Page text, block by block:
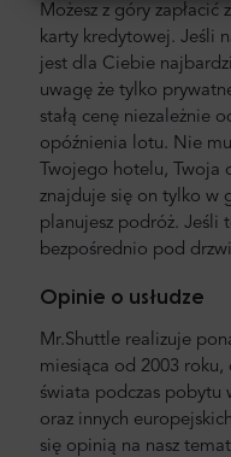
Możesz z góry
karty kredytowej. Jeśli
jest dla Ciebie
uwagę że tylko
stałą cenę niezależnie
opóźnienia lotu. Nie
Twojego hotelu, Twoja
znajduje się on tylko w
planujesz podróż. Jeśli
bezpośrednio pod
Opinie o usłudze
Mr.Shuttle realizuje
miesiąca od 2003 roku,
świata podczas pobytu
oraz innych
się opinią na nasz